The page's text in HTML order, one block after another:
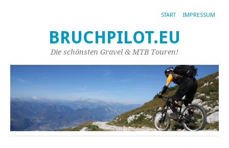
START IMPRESSUM
BRUCHPILOT.EU
Die schönsten Gravel & MTB Touren!